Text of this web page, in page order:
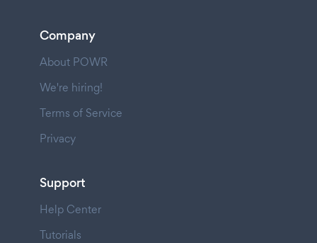
Company
About POWR
We're hiring!
Terms of Service
Privacy
Support
Help Center
Tutorials